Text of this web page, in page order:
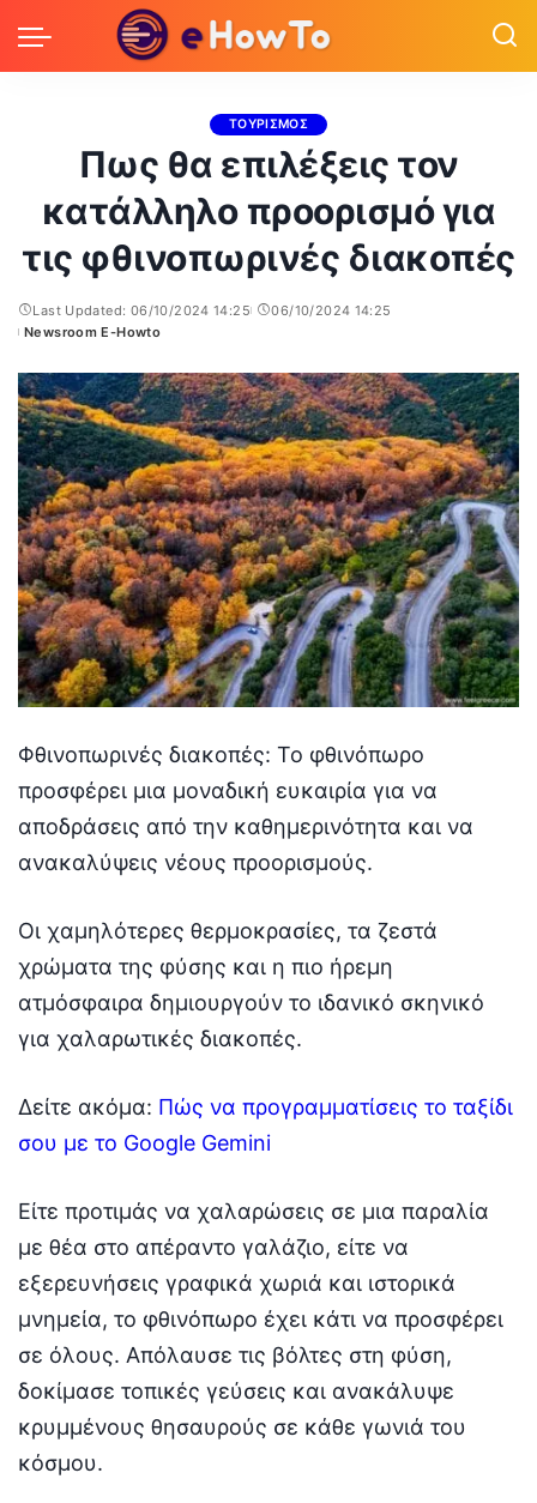
ΤΟΥΡΙΣΜΟΣ
Πως θα επιλέξεις τον
κατάλληλο προορισμό για
τις φθινοπωρινές διακοπές
Last Updated: 06/10/2024 14:25
06/10/2024 14:25
Posted
Newsroom E-Howto
Φθινοπωρινές διακοπές: Το φθινόπωρο
προσφέρει μια μοναδική ευκαιρία για να
αποδράσεις από την καθημερινότητα και να
ανακαλύψεις νέους προορισμούς.
Οι χαμηλότερες θερμοκρασίες, τα ζεστά
χρώματα της φύσης και η πιο ήρεμη
ατμόσφαιρα δημιουργούν το ιδανικό σκηνικό
για χαλαρωτικές διακοπές.
Δείτε ακόμα: Πώς να προγραμματίσεις το ταξίδι
σου με το Google Gemini
Είτε προτιμάς να χαλαρώσεις σε μια παραλία
με θέα στο απέραντο γαλάζιο, είτε να
εξερευνήσεις γραφικά χωριά και ιστορικά
μνημεία, το φθινόπωρο έχει κάτι να προσφέρει
σε όλους. Απόλαυσε τις βόλτες στη φύση,
δοκίμασε τοπικές γεύσεις και ανακάλυψε
κρυμμένους θησαυρούς σε κάθε γωνιά του
κόσμου.